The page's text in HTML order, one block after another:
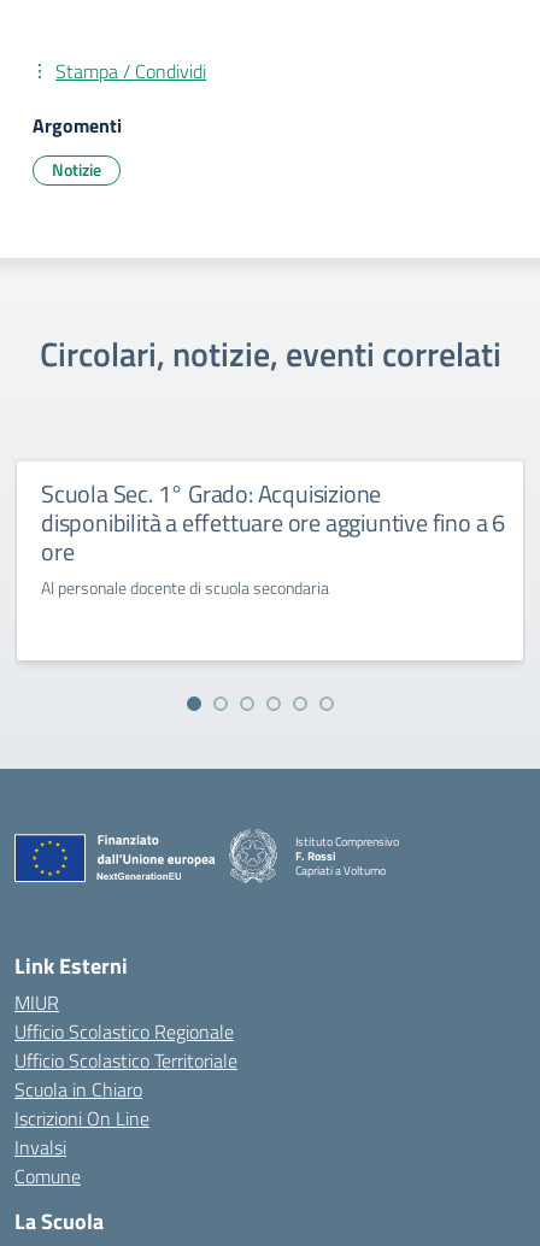
Stampa / Condividi
Argomenti
Notizie
Circolari, notizie, eventi correlati
Scuola Sec. 1° Grado: Acquisizione
disponibilità a effettuare ore aggiuntive fino a 6
ore
Al personale docente di scuola secondaria
Istituto Comprensivo
F. Rossi
Capriati a Volturno
— Visita la pagina iniziale della scuola
Link Esterni
MIUR
Ufficio Scolastico Regionale
Ufficio Scolastico Territoriale
Scuola in Chiaro
Iscrizioni On Line
Invalsi
Comune
La Scuola